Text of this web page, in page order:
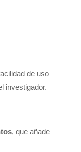
de uso
investigador.
, que añade